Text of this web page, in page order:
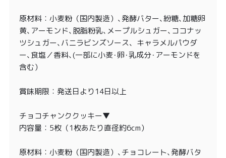
原材料：小麦粉（国内製造）､発酵バター､紛糖､加糖卵
黄､アーモンド､脱脂粉乳､メープルシュガー､ココナッ
ツシュガー､バニラビンズソース、キャラメルパウダ
ー､食塩／香料､(一部に小麦･卵･乳成分･アーモンドを
含む）
賞味期限：発送日より14日以上
チョコチャンククッキー▼
内容量：5枚（1枚あたり直径約6cm）
原材料：小麦粉（国内製造）､チョコレート､発酵バタ